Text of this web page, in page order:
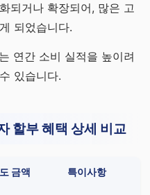
되거나 확장되어, 많은 고
되었습니다.
연간 소비 실적을 높이려
있습니다.
할부 혜택 상세 비교
금액 특이사항